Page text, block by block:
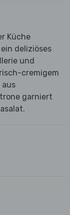
Küche
deliziöses
und
cremigem
aus
garniert